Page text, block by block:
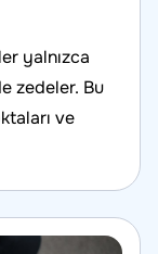
yalnızca
zedeler. Bu
ve